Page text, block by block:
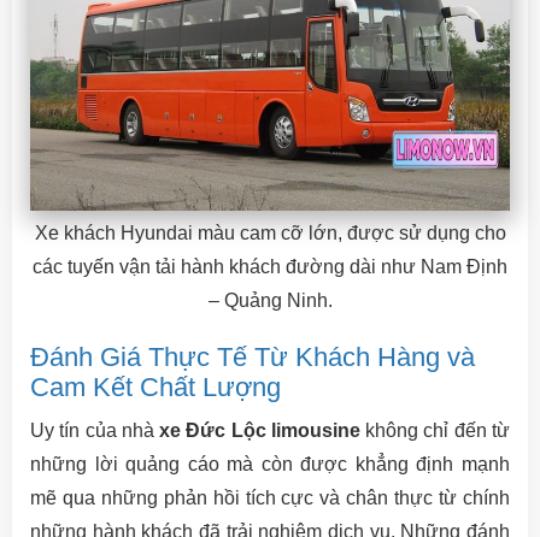
Xe khách Hyundai màu cam cỡ lớn, được sử dụng cho
các tuyến vận tải hành khách đường dài như Nam Định
– Quảng Ninh.
Đánh Giá Thực Tế Từ Khách Hàng và
Cam Kết Chất Lượng
Uy tín của nhàxe Đức Lộc limousinekhông chỉ đến từ
những lời quảng cáo mà còn được khẳng định mạnh
mẽ qua những phản hồi tích cực và chân thực từ chính
những hành khách đã trải nghiệm dịch vụ. Những đánh